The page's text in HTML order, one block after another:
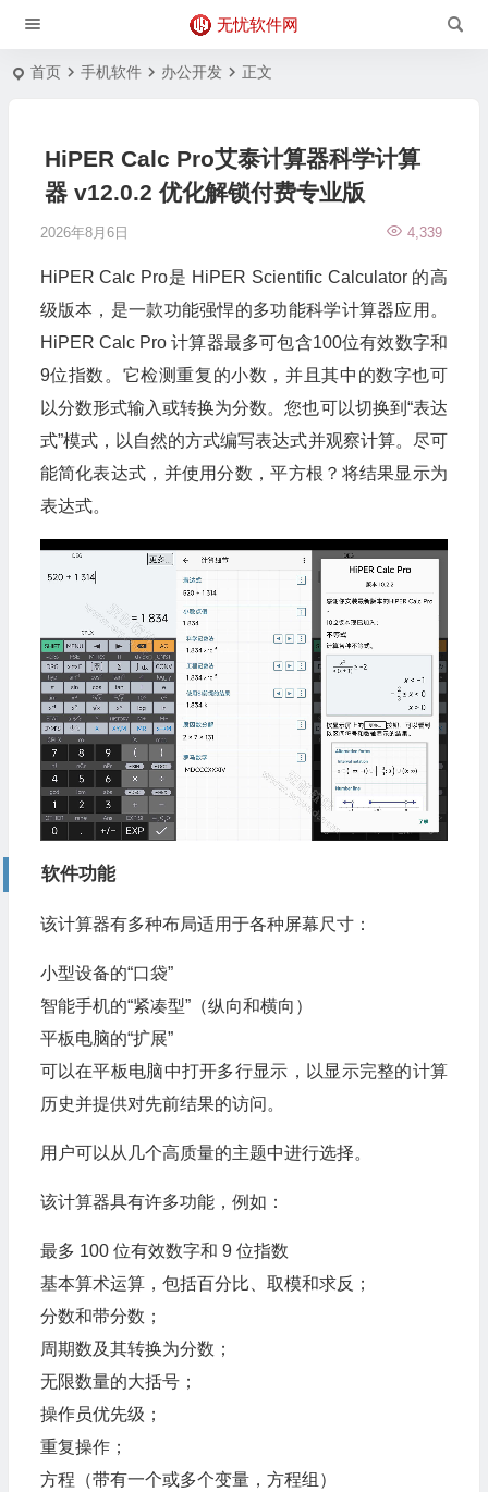
无忧软件网
首页 手机软件 办公开发 正文
HiPER Calc Pro艾泰计算器科学计算
器 v12.0.2 优化解锁付费专业版
2026年8月6日 4,339
HiPER Calc Pro是 HiPER Scientific Calculator 的高
级版本，是一款功能强悍的多功能科学计算器应用。
HiPER Calc Pro 计算器最多可包含100位有效数字和
9位指数。它检测重复的小数，并且其中的数字也可
以分数形式输入或转换为分数。您也可以切换到“表达
式”模式，以自然的方式编写表达式并观察计算。尽可
能简化表达式，并使用分数，平方根？将结果显示为
表达式。
软件功能
该计算器有多种布局适用于各种屏幕尺寸：
小型设备的“口袋”
智能手机的“紧凑型”（纵向和横向）
平板电脑的“扩展”
可以在平板电脑中打开多行显示，以显示完整的计算
历史并提供对先前结果的访问。
用户可以从几个高质量的主题中进行选择。
该计算器具有许多功能，例如：
最多 100 位有效数字和 9 位指数
基本算术运算，包括百分比、取模和求反；
分数和带分数；
周期数及其转换为分数；
无限数量的大括号；
操作员优先级；
重复操作；
方程（带有一个或多个变量，方程组）